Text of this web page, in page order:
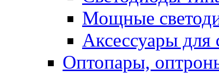
Мощные
Аксессуары для
Оптопары,